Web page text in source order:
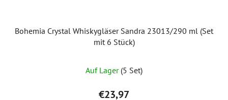
Bohemia Crystal Whiskygläser Sandra 23013/290 ml (Set
mit 6 Stück)
Auf Lager (5 Set)
€23,97